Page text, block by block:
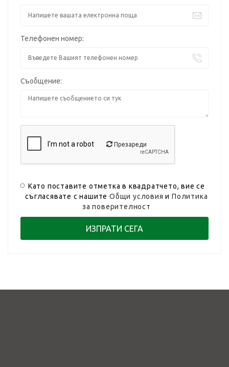
Телефонен номер:
Съобщение:
Презареди
Като поставите отметка в квадратчето, вие се
съгласявате с нашитеОбщи условия иПолитика
за поверителност